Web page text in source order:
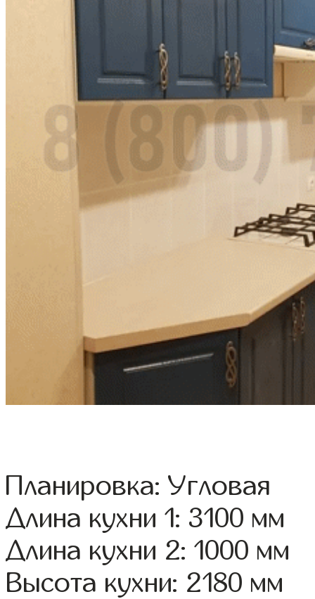
Планировка: Угловая
Длина кухни 1: 3100 мм
Длина кухни 2: 1000 мм
Высота кухни: 2180 мм